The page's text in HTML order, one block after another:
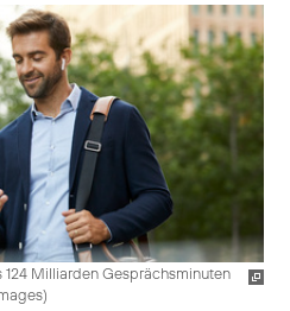
124 Milliarden Gesprächsminuten
)